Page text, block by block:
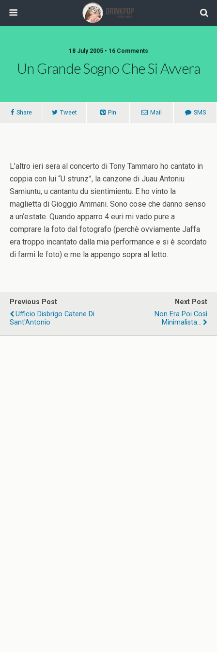
18 July 2005 • 16 Comments
Un Grande Sogno Che Si Avvera
Share Tweet Pin Mail SMS
L’altro ieri sera al concerto di Tony Tammaro ho cantato in
coppia con lui “U strunz”, la canzone di Juau Antoniu
Samiuntu, u cantantu du sientimientu. E ho vinto la
maglietta di Gioggio Ammani. Sono cose che danno senso
a un’estate. Quando apparro 4 euri mi vado pure a
comprare la foto dal fotografo (perchè ovviamente Jaffa
era troppo incantato dalla mia performance e si è scordato
di farmi le foto) e me la appengo sopra al letto.
Previous Post
Ufficio Disbrigo Catene Di
Sant'Antonio
Next Post
Non Era Poi Così
Minimalista...